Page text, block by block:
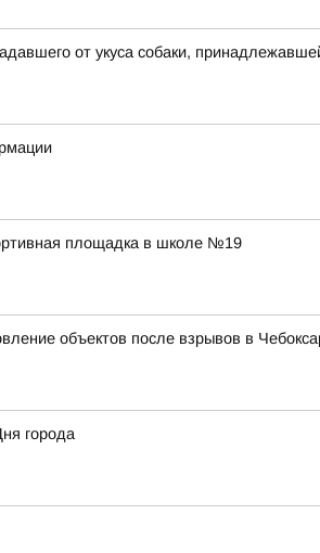
от укуса собаки,
площадка в школе №19
объектов после взрывов в
города